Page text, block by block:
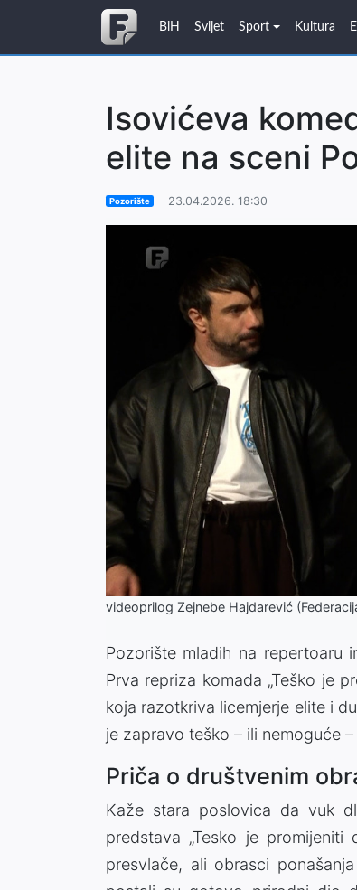
BiH Svijet Sport Kultura
Isovićeva
elite na sceni
Pozorište 23.04.2026. 18:30
videoprilog Zejnebe Hajdarević
Pozorište mladih na repertoaru
Prva repriza komada „Teško je
koja razotkriva licemjerje elite i
je zapravo teško – ili nemoguće
Priča o društvenim
Kaže stara poslovica da vuk
predstava „Tesko je
presvlače, ali obrasci